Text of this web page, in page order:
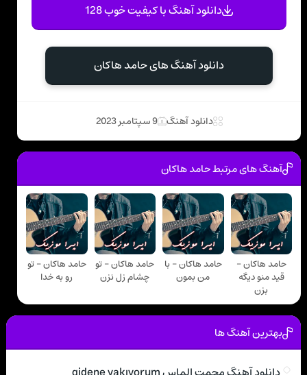
دانلود آهنگ با کیفیت خوب 128
دانلود آهنگ های حامد هاکان
دانلود آهنگ 9 سپتامبر 2023
آهنگ های مرتبط حامد هاکان
حامد هاکان -
قید منو دیگه
بزن
حامد هاکان - با
من بمون
حامد هاکان - تو
چشام زل نزن
حامد هاکان - تو
رو به خدا
بهترین آهنگ ها